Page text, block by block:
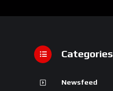
Categories
Newsfeed